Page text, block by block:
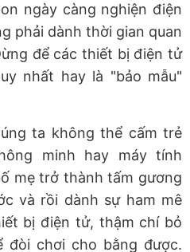
ngày càng nghiện điện
phải dành thời gian quan
để các thiết bị điện tử
nhất hay là "bảo mẫu"
ta không thể cấm trẻ
minh hay máy tính
mẹ trở thành tấm gương
và rồi dành sự ham mê
bị điện tử, thậm chí bỏ
đòi chơi cho bằng được.